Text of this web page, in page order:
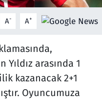
A- A+
arasında 1
kazanacak 2+1
Oyuncumuza